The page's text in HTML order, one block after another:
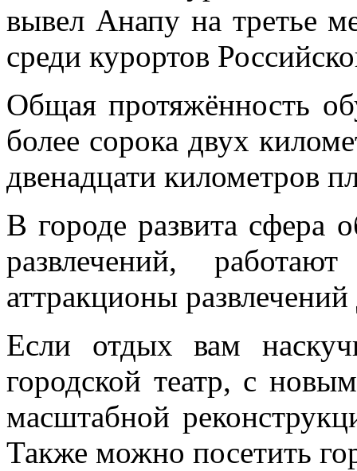
вывел Анапу на третье
среди курортов
Общая протяжённость
более сорока двух
двенадцати километров
В городе развита сфера
развлечений,
аттракционы
Если отдых вам
городской театр, с
масштабной
Также можно посетить